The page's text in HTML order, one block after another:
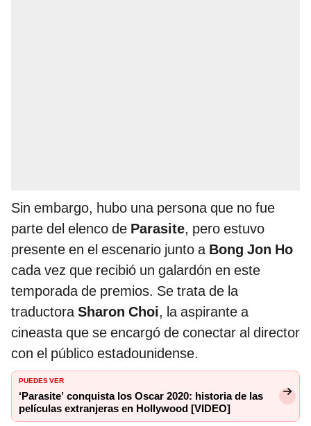
Sin embargo, hubo una persona que no fue
parte del elenco de Parasite, pero estuvo
presente en el escenario junto a Bong Jon Ho
cada vez que recibió un galardón en este
temporada de premios. Se trata de la
traductoraSharon Choi, la aspirante a
cineasta que se encargó de conectar al director
con el público estadounidense.
PUEDES VER
‘Parasite’ conquista los Oscar 2020: historia de las
películas extranjeras en Hollywood [VIDEO]